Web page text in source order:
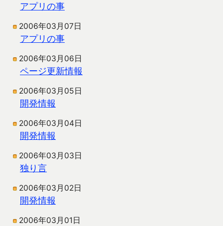
アプリの事
2006年03月07日
アプリの事
2006年03月06日
ページ更新情報
2006年03月05日
開発情報
2006年03月04日
開発情報
2006年03月03日
独り言
2006年03月02日
開発情報
2006年03月01日